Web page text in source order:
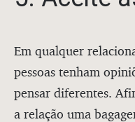
Em qualquer
pessoas tenham
pensar diferentes.
a relação uma